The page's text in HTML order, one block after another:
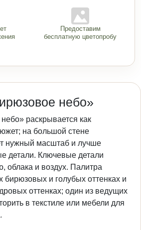
Предоставим
бесплатную цветопробу
небо»
раскрывается как
на большой стене
нужный масштаб и лучше
детали. Ключевые детали
облака и воздух. Палитра
бирюзовых и голубых оттенках и
оттенках; один из ведущих
в текстиле или мебели для